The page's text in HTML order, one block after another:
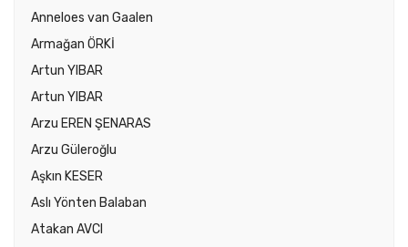
Anneloes van Gaalen
Armağan ÖRKİ
Artun YIBAR
Artun YIBAR
Arzu EREN ŞENARAS
Arzu Güleroğlu
Aşkın KESER
Aslı Yönten Balaban
Atakan AVCI